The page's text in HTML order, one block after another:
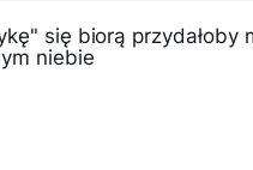
się biorą
niebie